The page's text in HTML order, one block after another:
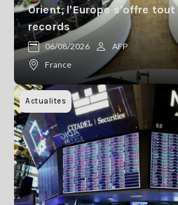
Orient, l'Europe s'offre tout
records
06/08/2026
AFP
France
Actualites